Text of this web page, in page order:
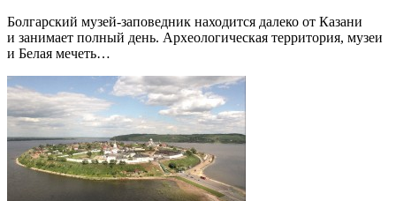
Болгарский музей-заповедник находится далеко от Казани
и занимает полный день. Археологическая территория, музеи
и Белая мечеть…